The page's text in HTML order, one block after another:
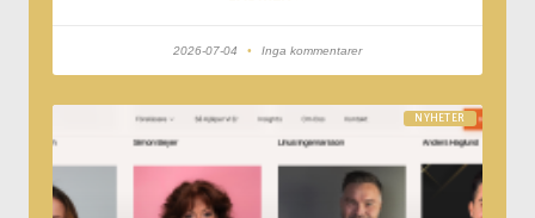
2026-07-04 Inga kommentarer
NYHETER